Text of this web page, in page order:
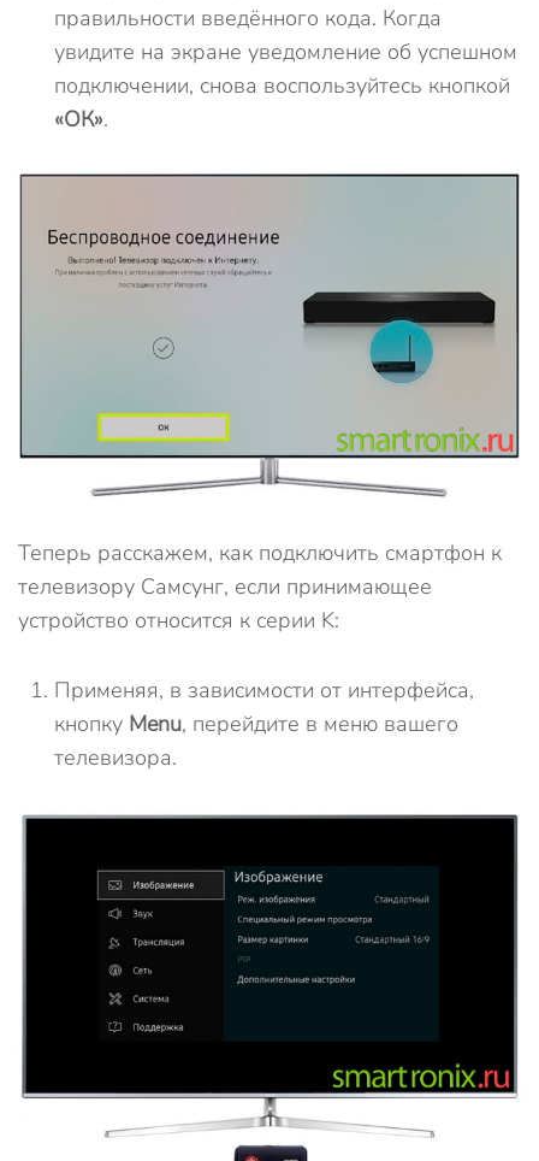
правильности введённого кода. Когда
увидите на экране уведомление об успешном
подключении, снова воспользуйтесь кнопкой
«ОК».
Теперь расскажем, как подключить смартфон к
телевизору Самсунг, если принимающее
устройство относится к серии K:
Применяя, в зависимости от интерфейса,
кнопку Menu, перейдите в меню вашего
телевизора.